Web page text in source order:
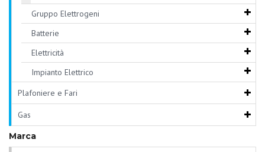
Gruppo Elettrogeni
Batterie
Elettricità
Impianto Elettrico
Plafoniere e Fari
Gas
Marca